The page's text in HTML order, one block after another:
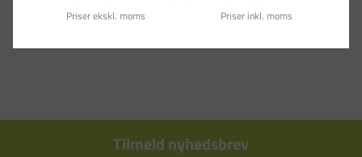
Tilmeld nyhedsbrev
Priser ekskl. moms Priser inkl. moms